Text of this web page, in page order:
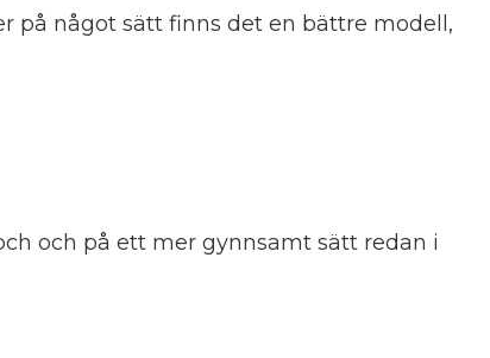
på något sätt finns det en bättre modell,
och på ett mer gynnsamt sätt redan i